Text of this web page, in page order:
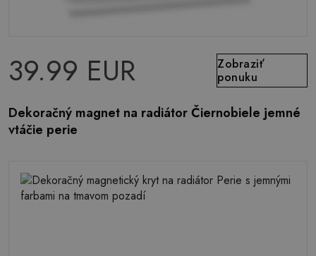
39.99 EUR
Zobraziť
ponuku
Dekoračný magnet na radiátor Čiernobiele jemné
vtáčie perie